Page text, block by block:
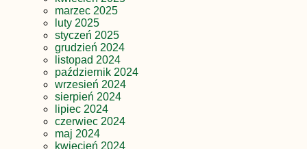
marzec 2025
luty 2025
styczeń 2025
grudzień 2024
listopad 2024
październik 2024
wrzesień 2024
sierpień 2024
lipiec 2024
czerwiec 2024
maj 2024
kwiecień 2024